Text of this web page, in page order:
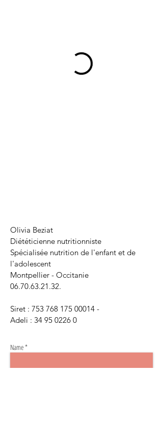
Olivia Beziat
Diététicienne nutritionniste
Spécialisée nutrition de l'enfant et de
l'adolescent
Montpellier - Occitanie
06.70.63.21.32.
Siret : 753 768 175 00014 -
Adeli : 34 95 0226 0
Name *